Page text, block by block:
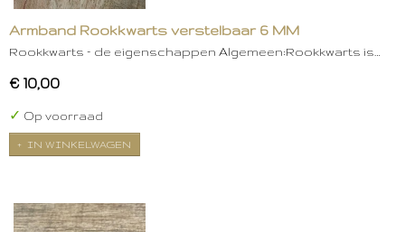
Armband Rookkwarts verstelbaar 6 MM
Rookkwarts – de eigenschappen Algemeen:Rookkwarts is…
€ 10,00
✓ Op voorraad
IN WINKELWAGEN